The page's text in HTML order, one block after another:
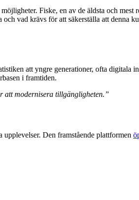
Fiske, en av de äldsta och mest
vad krävs för att säkerställa att denna
att yngre generationer, ofta digitala
i framtiden.
att modernisera tillgängligheten.”
Den framstående plattformen